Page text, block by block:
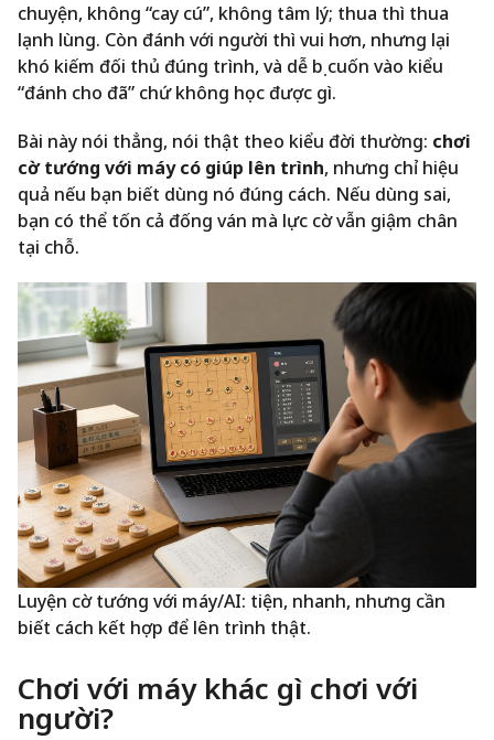
chuyện, không “cay cú”, không tâm lý; thua thì thua
lạnh lùng. Còn đánh với người thì vui hơn, nhưng lại
khó kiếm đối thủ đúng trình, và dễ bị cuốn vào kiểu
“đánh cho đã” chứ không học được gì.
Bài này nói thẳng, nói thật theo kiểu đời thường: chơi
cờ tướng với máy có giúp lên trình, nhưng chỉ hiệu
quả nếu bạn biết dùng nó đúng cách. Nếu dùng sai,
bạn có thể tốn cả đống ván mà lực cờ vẫn giậm chân
tại chỗ.
Luyện cờ tướng với máy/AI: tiện, nhanh, nhưng cần
biết cách kết hợp để lên trình thật.
Chơi với máy khác gì chơi với
người?